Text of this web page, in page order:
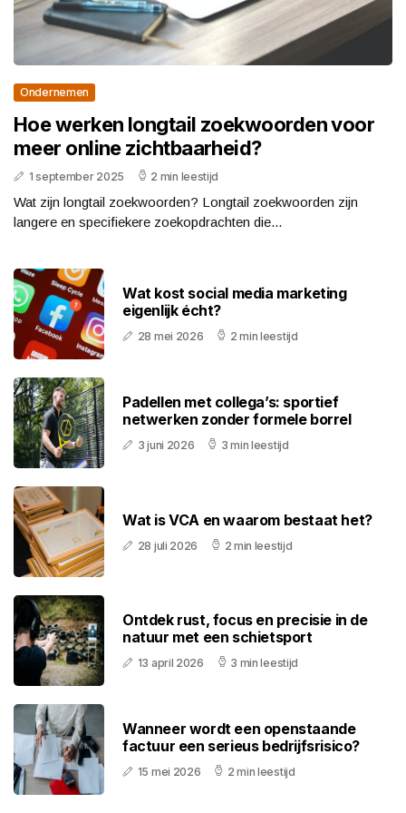
Ondernemen
Hoe werken longtail zoekwoorden voor
meer online zichtbaarheid?
1 september 2025 2 min leestijd
Wat zijn longtail zoekwoorden? Longtail zoekwoorden zijn
langere en specifiekere zoekopdrachten die...
Wat kost social media marketing
eigenlijk écht?
28 mei 2026 2 min leestijd
Padellen met collega’s: sportief
netwerken zonder formele borrel
3 juni 2026 3 min leestijd
Wat is VCA en waarom bestaat het?
28 juli 2026 2 min leestijd
Ontdek rust, focus en precisie in de
natuur met een schietsport
13 april 2026 3 min leestijd
Wanneer wordt een openstaande
factuur een serieus bedrijfsrisico?
15 mei 2026 2 min leestijd